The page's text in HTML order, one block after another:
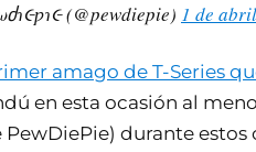
(@pewdiepie) 1 de
amago de T-Series
en esta ocasión al
PewDiePie) durante